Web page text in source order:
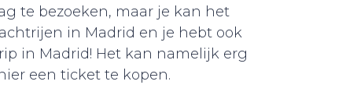
te bezoeken, maar je kan het
in Madrid en je hebt ook
in Madrid! Het kan namelijk erg
een ticket te kopen.